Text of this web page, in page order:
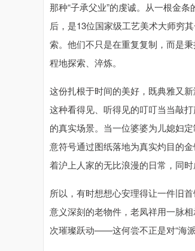
那种“子承父业”的虔诚。从一根金
后，是13位国家级工艺美术大师穷
索。他们不只是在重复复制，而是
程地探索、淬炼。
这份扎根于时间的美好，既典雅又
这种看得见、听得见的叮叮当当敲
的真实场景。当一位婆婆为儿媳妇
意符号通过图纸落地为真实灼目的
着沪上人家的无比浪漫的日常，同
所以，有时想想心安理得让一件旧
意义深刻的老物件，老凤祥用一脉
次璀璨跃动——这何尝不正是对“海